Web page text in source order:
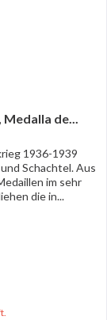
de...
1936-1939
Schachtel. Aus
im sehr
die in...